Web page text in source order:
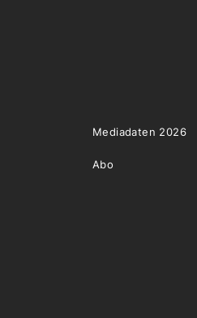
Mediadaten 2026
Abo